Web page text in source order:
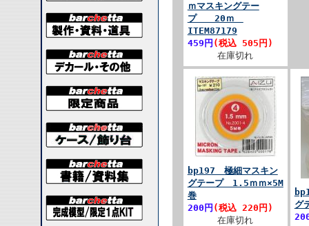
ｍマスキングテー
プ 20ｍ
ITEM87179
459円 (税込 505円)
在庫切れ
bp197 極細マスキン
グテープ 1.5ｍｍ×5M
巻
200円 (税込 220円)
在庫切れ
グ